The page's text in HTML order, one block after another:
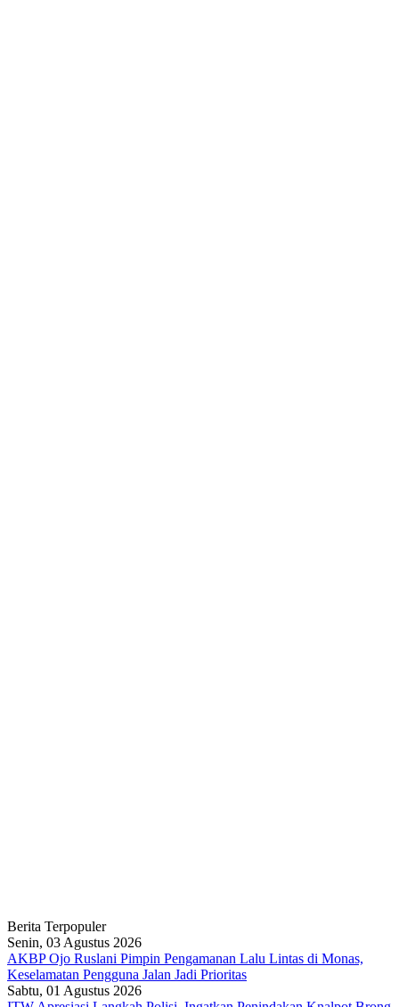
Berita Terpopuler
Senin, 03 Agustus 2026
AKBP Ojo Ruslani Pimpin Pengamanan Lalu Lintas di Monas,
Keselamatan Pengguna Jalan Jadi Prioritas
Sabtu, 01 Agustus 2026